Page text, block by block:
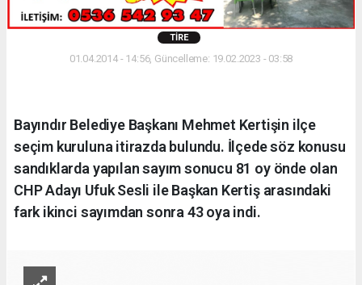
TIRE
01.04.2014 - 14:56, Güncelleme: 19.02.2023 - 03:58
Bayındır Belediye Başkanı Mehmet Kertişin ilçe
seçim kuruluna itirazda bulundu. İlçede söz konusu
sandıklarda yapılan sayım sonucu 81 oy önde olan
CHP Adayı Ufuk Sesli ile Başkan Kertiş arasındaki
fark ikinci sayımdan sonra 43 oya indi.